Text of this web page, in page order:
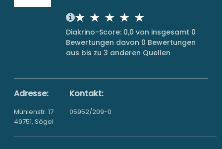
Diakrino-Score: 0,0 von insgesamt 0
Bewertungen davon 0 Bewertungen
aus bis zu 3 anderen Quellen
Adresse:
Mühlenstr. 17
49751, Sögel
Kontakt:
05952/209-0